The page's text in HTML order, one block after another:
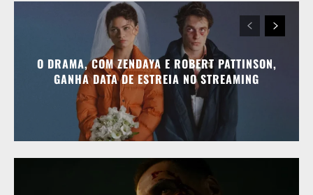
O DRAMA, COM ZENDAYA E ROBERT PATTINSON,
GANHA DATA DE ESTREIA NO STREAMING